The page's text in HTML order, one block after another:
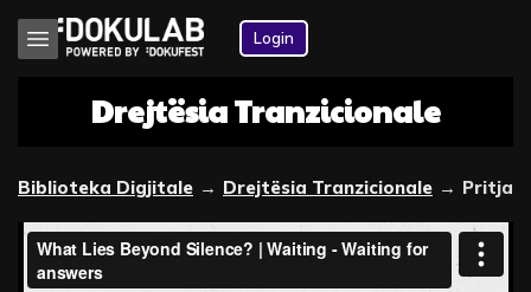
Login
Drejtësia Tranzicionale
Biblioteka Digjitale → Drejtësia Tranzicionale → Pritja